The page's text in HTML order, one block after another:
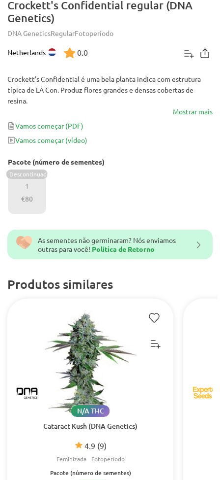
Crockett's Confidential regular (DNA
Genetics)
DNA GeneticsRegularFotoperíodo
Netherlands 0.0
As sementes não germinaram? Nós enviamos
outras para você! Política de Retorno
Produtos similares
Cataract Kush (DNA Genetics)
4.9 (9)
N/A THC
Feminizada Fotoperíodo
Pacote (número de sementes)
Crockett's Confidential é uma bela planta indica com estrutura
típica de LA Con. Produz flores grandes e densas cobertas de
resina.
Mostrar mais
Vamos começar (PDF)
Vamos começar(vídeo)
Pacote (número de sementes)
1
Descontinuado
€80